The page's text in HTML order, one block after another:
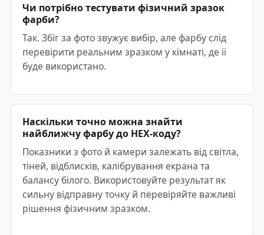
Чи потрібно тестувати фізичний зразок
фарби?
Так. Збіг за фото звужує вибір, але фарбу слід
перевірити реальним зразком у кімнаті, де її
буде використано.
Наскільки точно можна знайти
найближчу фарбу до HEX-коду?
Показники з фото й камери залежать від світла,
тіней, відблисків, калібрування екрана та
балансу білого. Використовуйте результат як
сильну відправну точку й перевіряйте важливі
рішення фізичним зразком.